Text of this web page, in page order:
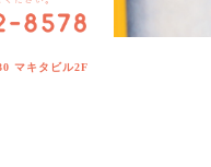
マキタビル2F